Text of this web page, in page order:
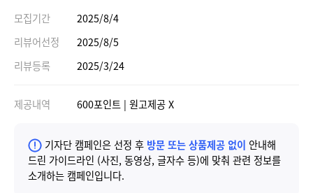
모집기간
2025/8/4
리뷰어선정
2025/8/5
리뷰등록
2025/3/24
제공내역 600포인트 | 원고제공 X
기자단 캠페인은 선정 후 방문 또는 상품제공 없이 안내해
드린 가이드라인 (사진, 동영상, 글자수 등)에 맞춰 관련 정보를
소개하는 캠페인입니다.